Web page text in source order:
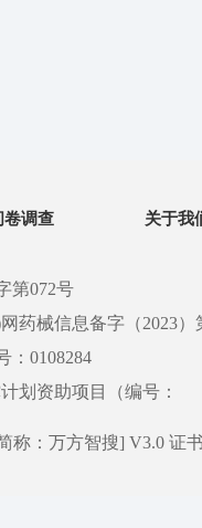
卷调查 关于我
第072号
药械信息备字（2023）
：0108284
划资助项目（编号：
称：万方智搜] V3.0 证